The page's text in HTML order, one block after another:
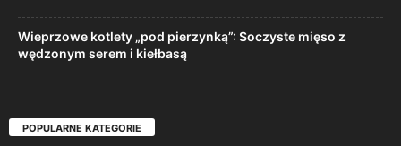
Wieprzowe kotlety „pod pierzynką”: Soczyste mięso z
wędzonym serem i kiełbasą
POPULARNE KATEGORIE